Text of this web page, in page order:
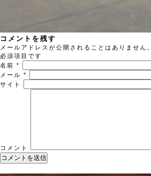
コメントを残す
メールアドレスが公開されることはありません。
必須項目です
名前 *
メール *
サイト
コメント